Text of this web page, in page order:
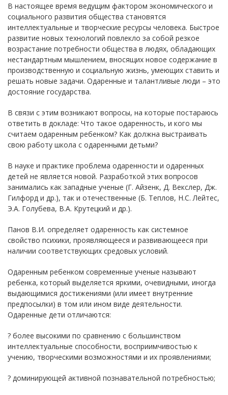
В настоящее время ведущим фактором экономического и
социального развития общества становятся
интеллектуальные и творческие ресурсы человека. Быстрое
развитие новых технологий повлекло за собой резкое
возрастание потребности общества в людях, обладающих
нестандартным мышлением, вносящих новое содержание в
производственную и социальную жизнь, умеющих ставить и
решать новые задачи. Одаренные и талантливые люди – это
достояние государства.
В связи с этим возникают вопросы, на которые постараюсь
ответить в докладе: Что такое одаренность, и кого мы
считаем одаренным ребенком? Как должна выстраивать
свою работу школа с одаренными детьми?
В науке и практике проблема одаренности и одаренных
детей не является новой. Разработкой этих вопросов
занимались как западные ученые (Г. Айзенк, Д. Векслер, Дж.
Гилфорд и др.), так и отечественные (Б. Теплов, Н.С. Лейтес,
Э.А. Голубева, В.А. Крутецкий и др.).
Панов В.И. определяет одаренность как системное
свойство психики, проявляющееся и развивающееся при
наличии соответствующих средовых условий.
Одаренным ребенком современные ученые называют
ребенка, который выделяется яркими, очевидными, иногда
выдающимися достижениями (или имеет внутренние
предпосылки) в том или ином виде деятельности.
Одаренные дети отличаются:
? более высокими по сравнению с большинством
интеллектуальные способности, восприимчивостью к
учению, творческими возможностями и их проявлениями;
? доминирующей активной познавательной потребностью;